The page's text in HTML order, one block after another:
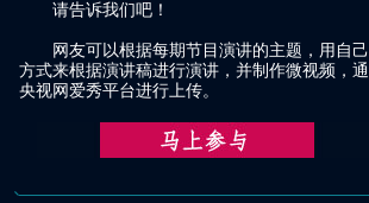
请告诉我们吧！
网友可以根据每期节目演讲的主题，用自
方式来根据演讲稿进行演讲，并制作微视频，
央视网爱秀平台进行上传。